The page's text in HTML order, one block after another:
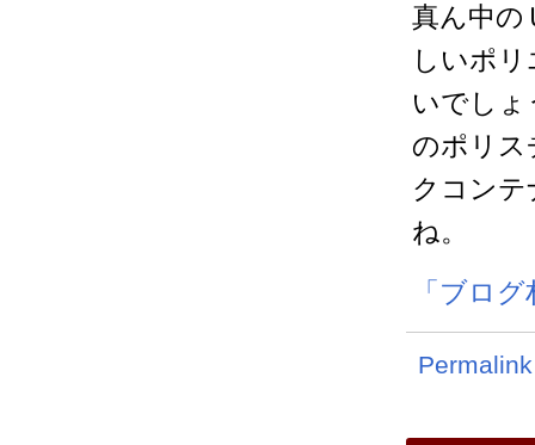
真ん中の
しいポ
いでし
のポリス
クコン
ね。
「ブロ
Permalink